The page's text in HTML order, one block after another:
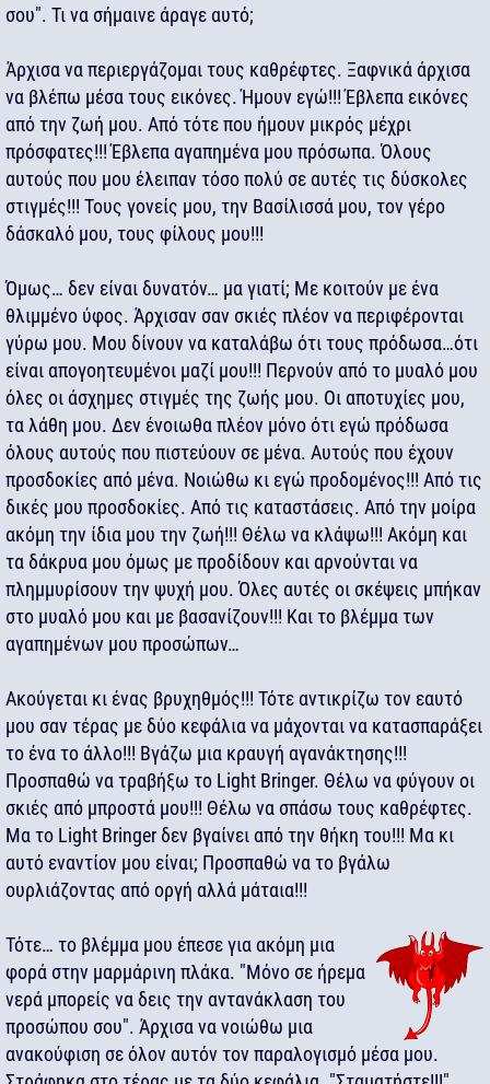
σου". Τι να σήμαινε άραγε αυτό;
Άρχισα να περιεργάζομαι τους καθρέφτες. Ξαφνικά άρχισα
να βλέπω μέσα τους εικόνες. Ήμουν εγώ!!! Έβλεπα εικόνες
από την ζωή μου. Από τότε που ήμουν μικρός μέχρι
πρόσφατες!!! Έβλεπα αγαπημένα μου πρόσωπα. Όλους
αυτούς που μου έλειπαν τόσο πολύ σε αυτές τις δύσκολες
στιγμές!!! Τους γονείς μου, την Βασίλισσά μου, τον γέρο
δάσκαλό μου, τους φίλους μου!!!
Όμως… δεν είναι δυνατόν… μα γιατί; Με κοιτούν με ένα
θλιμμένο ύφος. Άρχισαν σαν σκιές πλέον να περιφέρονται
γύρω μου. Μου δίνουν να καταλάβω ότι τους πρόδωσα…ότι
είναι απογοητευμένοι μαζί μου!!! Περνούν από το μυαλό μου
όλες οι άσχημες στιγμές της ζωής μου. Οι αποτυχίες μου,
τα λάθη μου. Δεν ένοιωθα πλέον μόνο ότι εγώ πρόδωσα
όλους αυτούς που πιστεύουν σε μένα. Αυτούς που έχουν
προσδοκίες από μένα. Νοιώθω κι εγώ προδομένος!!! Από τις
δικές μου προσδοκίες. Από τις καταστάσεις. Από την μοίρα
ακόμη την ίδια μου την ζωή!!! Θέλω να κλάψω!!! Ακόμη και
τα δάκρυα μου όμως με προδίδουν και αρνούνται να
πλημμυρίσουν την ψυχή μου. Όλες αυτές οι σκέψεις μπήκαν
στο μυαλό μου και με βασανίζουν!!! Και το βλέμμα των
αγαπημένων μου προσώπων…
Ακούγεται κι ένας βρυχηθμός!!! Τότε αντικρίζω τον εαυτό
μου σαν τέρας με δύο κεφάλια να μάχονται να κατασπαράξει
το ένα το άλλο!!! Βγάζω μια κραυγή αγανάκτησης!!!
Προσπαθώ να τραβήξω το Light Bringer. Θέλω να φύγουν οι
σκιές από μπροστά μου!!! Θέλω να σπάσω τους καθρέφτες.
Μα το Light Bringer δεν βγαίνει από την θήκη του!!! Μα κι
αυτό εναντίον μου είναι; Προσπαθώ να το βγάλω
ουρλιάζοντας από οργή αλλά μάταια!!!
Τότε… το βλέμμα μου έπεσε για ακόμη μια
φορά στην μαρμάρινη πλάκα. "Μόνο σε ήρεμα
νερά μπορείς να δεις την αντανάκλαση του
προσώπου σου". Άρχισα να νοιώθω μια
ανακούφιση σε όλον αυτόν τον παραλογισμό μέσα μου.